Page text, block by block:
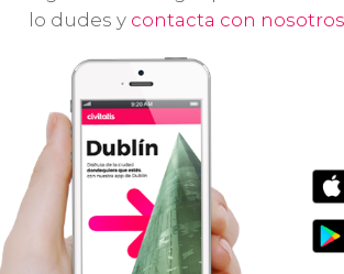
lo dudes y contacta con nosotros